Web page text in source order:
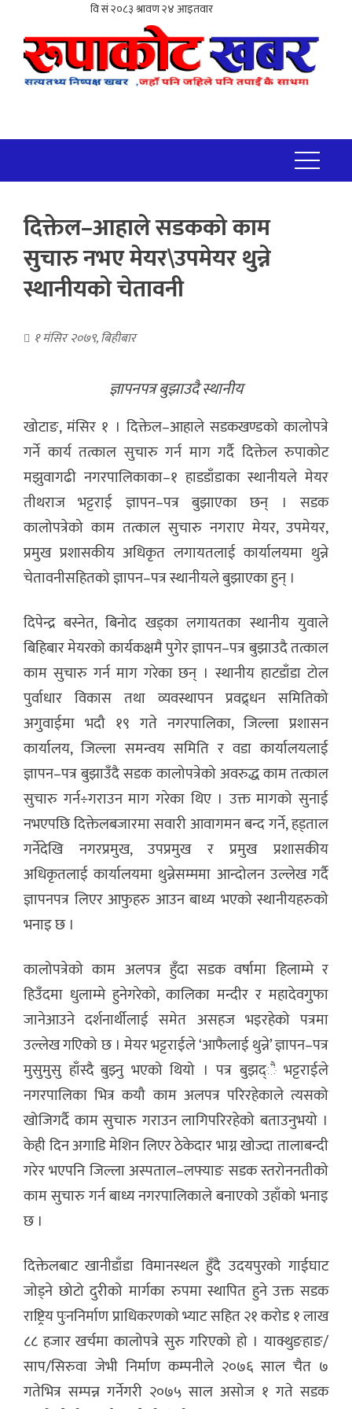
दिक्तेल–आहाले सडकको काम
सुचारु नभए मेयर\उपमेयर थुन्ने
स्थानीयको चेतावनी
१ मंसिर २०७९, बिहीबार
ज्ञापनपत्र बुझाउदै स्थानीय
खोटाङ, मंसिर १ । दिक्तेल–आहाले सडकखण्डको कालोपत्रे
गर्ने कार्य तत्काल सुचारु गर्न माग गर्दै दिक्तेल रुपाकोट
मझुवागढी नगरपालिकाका–१ हाडडाँडाका स्थानीयले मेयर
तीथराज भट्टराई ज्ञापन–पत्र बुझाएका छन् । सडक
कालोपत्रेको काम तत्काल सुचारु नगराए मेयर, उपमेयर,
प्रमुख प्रशासकीय अधिकृत लगायतलाई कार्यालयमा थुन्ने
चेतावनीसहितको ज्ञापन–पत्र स्थानीयले बुझाएका हुन् ।
दिपेन्द्र बस्नेत, बिनोद खड्का लगायतका स्थानीय युवाले
बिहिबार मेयरको कार्यकक्षमै पुगेर ज्ञापन–पत्र बुझाउदै तत्काल
काम सुचारु गर्न माग गरेका छन् । स्थानीय हाटडाँडा टोल
पुर्वाधार विकास तथा व्यवस्थापन प्रवद्र्धन समितिको
अगुवाईमा भदौ १९ गते नगरपालिका, जिल्ला प्रशासन
कार्यालय, जिल्ला समन्वय समिति र वडा कार्यालयलाई
ज्ञापन–पत्र बुझाउँदै सडक कालोपत्रेको अवरुद्ध काम तत्काल
सुचारु गर्न÷गराउन माग गरेका थिए । उक्त मागको सुनाई
नभएपछि दिक्तेलबजारमा सवारी आवागमन बन्द गर्ने, हड्ताल
गर्नेदेखि नगरप्रमुख, उपप्रमुख र प्रमुख प्रशासकीय
अधिकृतलाई कार्यालयमा थुन्नेसम्ममा आन्दोलन उल्लेख गर्दै
ज्ञापनपत्र लिएर आफुहरु आउन बाध्य भएको स्थानीयहरुको
भनाइ छ ।
कालोपत्रेको काम अलपत्र हुँदा सडक वर्षामा हिलाम्मे र
हिउँदमा धुलाम्मे हुनेगरेको, कालिका मन्दीर र महादेवगुफा
जानेआउने दर्शनार्थीलाई समेत असहज भइरहेको पत्रमा
उल्लेख गएिको छ । मेयर भट्टराईले ‘आफैलाई थुन्ने’ ज्ञापन–पत्र
मुसुमुसु हाँस्दै बुझ्नु भएको थियो । पत्र बुझद्ै भट्टराईले
नगरपालिका भित्र कयौ काम अलपत्र परिरहेकाले त्यसको
खोजिगर्दै काम सुचारु गराउन लागिपरिरहेको बताउनुभयो ।
केही दिन अगाडि मेशिन लिएर ठेकेदार भाग्न खोज्दा तालाबन्दी
गरेर भएपनि जिल्ला अस्पताल–लफ्याङ सडक स्तरोननतीको
काम सुचारु गर्न बाध्य नगरपालिकाले बनाएको उहाँको भनाइ
छ ।
दिक्तेलबाट खानीडाँडा विमानस्थल हुँदै उदयपुरको गाईघाट
जोड्ने छोटो दुरीको मार्गका रुपमा स्थापित हुने उक्त सडक
राष्ट्रिय पुःननिर्माण प्राधिकरणको भ्याट सहित २१ करोड १ लाख
८८ हजार खर्चमा कालोपत्रे सुरु गरिएको हो । याक्थुङहाङ/
साप/सिरुवा जेभी निर्माण कम्पनीले २०७६ साल चैत ७
गतेभित्र सम्पन्न गर्नेगरी २०७५ साल असोज १ गते सडक